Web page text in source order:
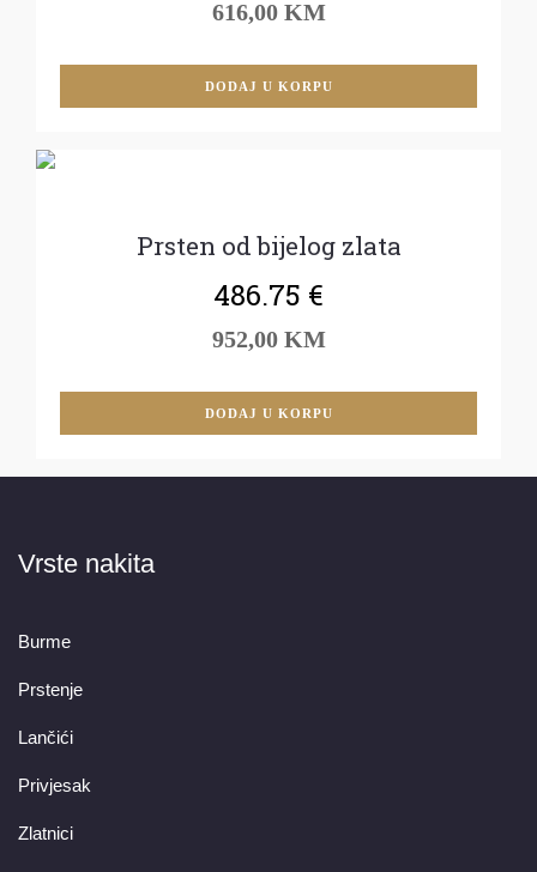
616,00 KM
DODAJ U KORPU
Prsten od bijelog zlata
486.75 €
952,00 KM
DODAJ U KORPU
Vrste nakita
Burme
Prstenje
Lančići
Privjesak
Zlatnici